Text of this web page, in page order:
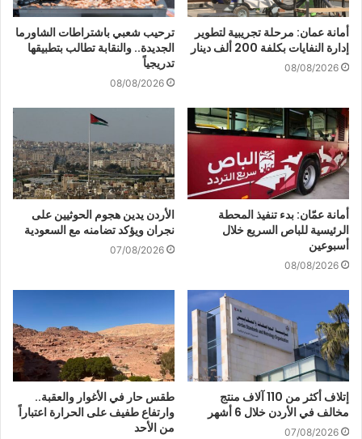
أمانة عمان: مرحلة تجريبية لتطوير
إدارة النفايات بكلفة 200 ألف دينار
08/08/2026
ترحيب شعبي باشتراطات الشاورما
الجديدة.. والنقابة تطالب بتطبيقها
تدريجياً
08/08/2026
أمانة عمّان: بدء تنفيذ المحطة
الرئيسية للباص السريع خلال
أسبوعين
08/08/2026
الأردن يدين هجوم الحوثيين على
نجران ويؤكد تضامنه مع السعودية
07/08/2026
إتلاف أكثر من 110 آلاف منتج
مخالف في الأردن خلال 6 أشهر
07/08/2026
طقس حار في الأغوار والعقبة..
وارتفاع طفيف على الحرارة اعتباراً
من الأحد